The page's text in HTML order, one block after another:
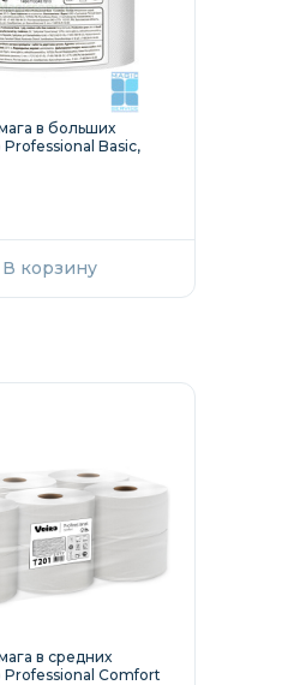
в больших
Basic,
В корзину
в средних
Professional Comfort